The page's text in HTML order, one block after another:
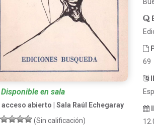
Disponible en sala
acceso abierto | Sala Raúl Echegaray
(Sin calificación)
69